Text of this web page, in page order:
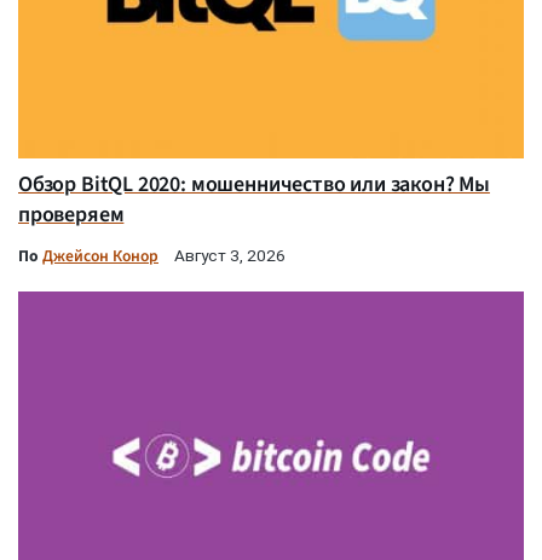
Обзор BitQL 2020: мошенничество или закон? Мы
проверяем
По Джейсон Конор Август 3, 2026